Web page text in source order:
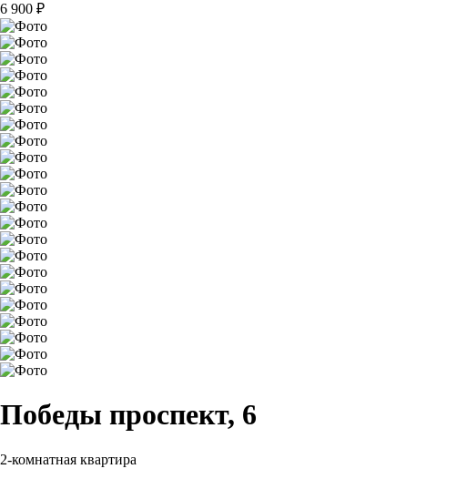
6 900 ₽
Победы проспект, 6
2-комнатная квартира